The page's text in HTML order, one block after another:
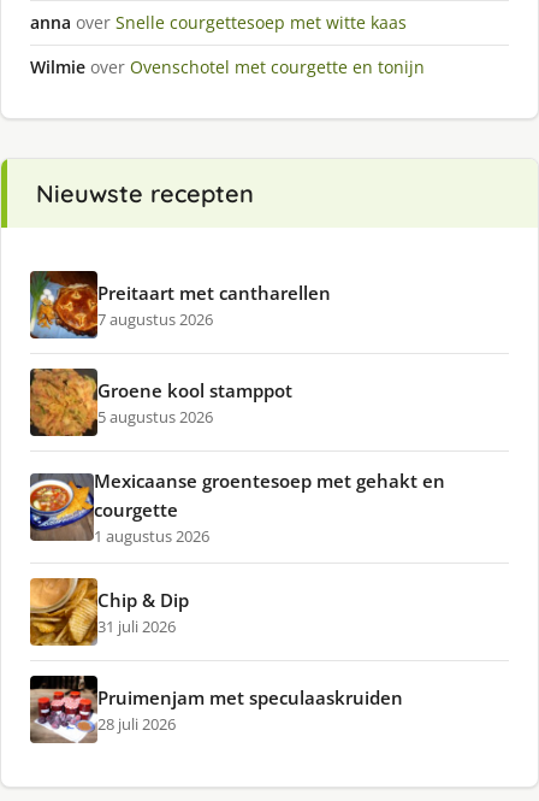
anna over Snelle courgettesoep met witte kaas
Wilmie over Ovenschotel met courgette en tonijn
Nieuwste recepten
Preitaart met cantharellen
7 augustus 2026
Groene kool stamppot
5 augustus 2026
Mexicaanse groentesoep met gehakt en
courgette
1 augustus 2026
Chip & Dip
31 juli 2026
Pruimenjam met speculaaskruiden
28 juli 2026